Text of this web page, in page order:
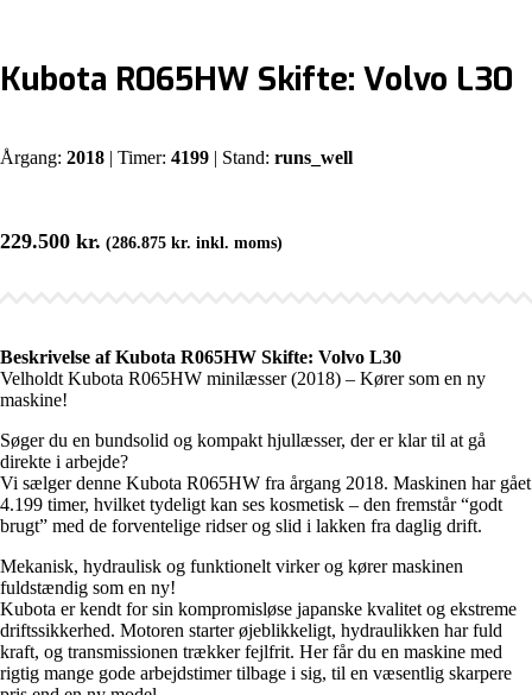
Kubota R065HW Skifte: Volvo L30
Årgang: 2018 | Timer: 4199 | Stand: runs_well
229.500 kr. (286.875 kr. inkl. moms)
Beskrivelse af Kubota R065HW Skifte: Volvo L30
Velholdt Kubota R065HW minilæsser (2018) – Kører som en ny
maskine!
Søger du en bundsolid og kompakt hjullæsser, der er klar til at gå
direkte i arbejde?
Vi sælger denne Kubota R065HW fra årgang 2018. Maskinen har gået
4.199 timer, hvilket tydeligt kan ses kosmetisk – den fremstår “godt
brugt” med de forventelige ridser og slid i lakken fra daglig drift.
Mekanisk, hydraulisk og funktionelt virker og kører maskinen
fuldstændig som en ny!
Kubota er kendt for sin kompromisløse japanske kvalitet og ekstreme
driftssikkerhed. Motoren starter øjeblikkeligt, hydraulikken har fuld
kraft, og transmissionen trækker fejlfrit. Her får du en maskine med
rigtig mange gode arbejdstimer tilbage i sig, til en væsentlig skarpere